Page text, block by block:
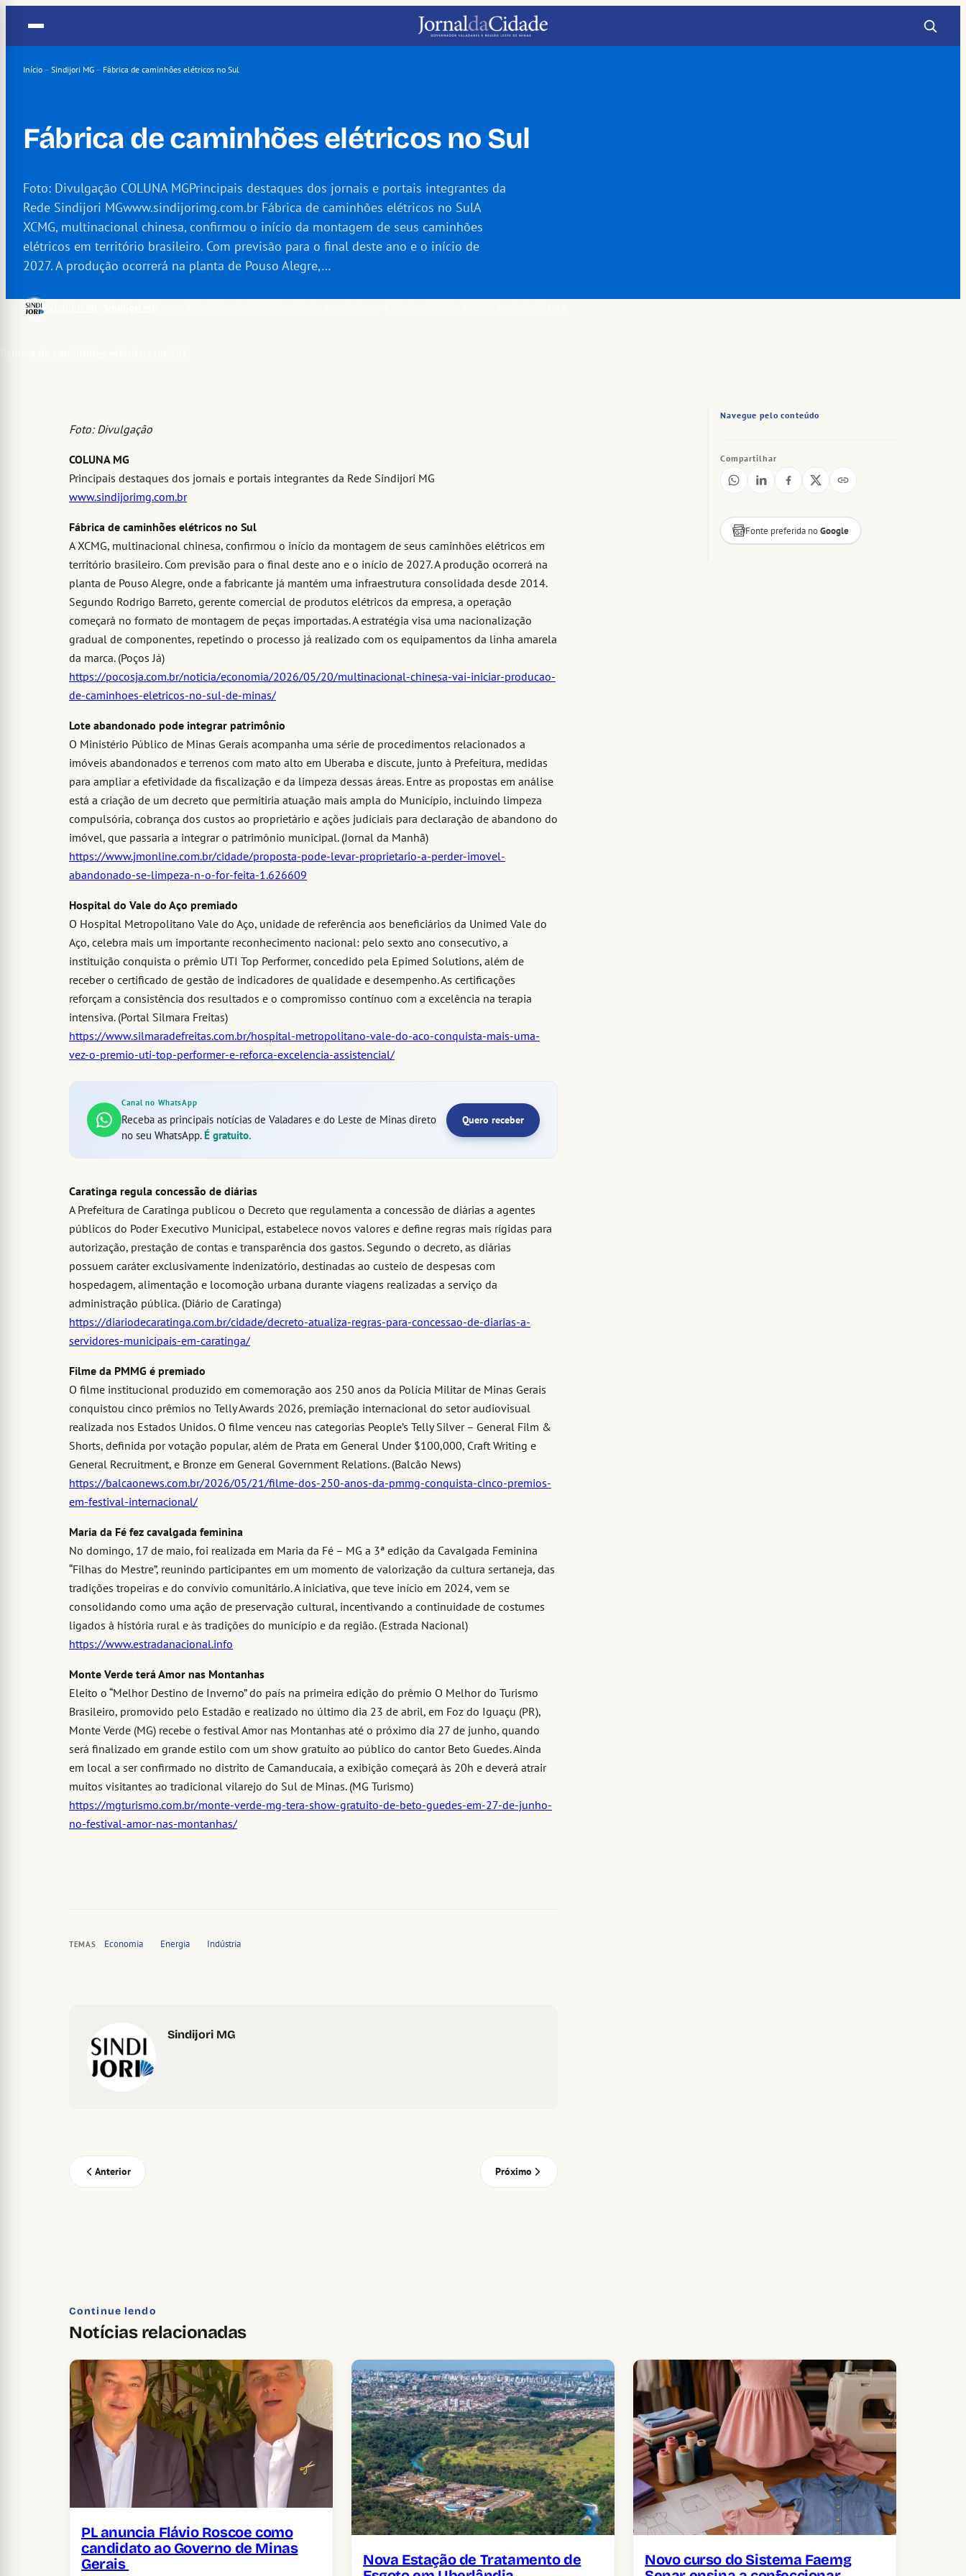
conteúdo
Início – Sindijori MG – Fábrica de caminhões elétricos no Sul
Fábrica de caminhões elétricos no Sul
Foto: Divulgação COLUNA MGPrincipais destaques dos jornais e portais integrantes da
Rede Sindijori MGwww.sindijorimg.com.br Fábrica de caminhões elétricos no SulA
XCMG, multinacional chinesa, confirmou o início da montagem de seus caminhões
elétricos em território brasileiro. Com previsão para o final deste ano e o início de
2027. A produção ocorrerá na planta de Pouso Alegre,…
Navegue pelo conteúdo
Compartilhar
Fonte preferida noGoogle
Foto: Divulgação
COLUNA MG
Principais destaques dos jornais e portais integrantes da Rede Sindijori MG
www.sindijorimg.com.br
Fábrica de caminhões elétricos no Sul
A XCMG, multinacional chinesa, confirmou o início da montagem de seus caminhões elétricos em
território brasileiro. Com previsão para o final deste ano e o início de 2027. A produção ocorrerá na
planta de Pouso Alegre, onde a fabricante já mantém uma infraestrutura consolidada desde 2014.
Segundo Rodrigo Barreto, gerente comercial de produtos elétricos da empresa, a operação
começará no formato de montagem de peças importadas. A estratégia visa uma nacionalização
gradual de componentes, repetindo o processo já realizado com os equipamentos da linha amarela
da marca. (Poços Já)
https://pocosja.com.br/noticia/economia/2026/05/20/multinacional-chinesa-vai-iniciar-producao-
de-caminhoes-eletricos-no-sul-de-minas/
Lote abandonado pode integrar patrimônio
O Ministério Público de Minas Gerais acompanha uma série de procedimentos relacionados a
imóveis abandonados e terrenos com mato alto em Uberaba e discute, junto à Prefeitura, medidas
para ampliar a efetividade da fiscalização e da limpeza dessas áreas. Entre as propostas em análise
está a criação de um decreto que permitiria atuação mais ampla do Município, incluindo limpeza
compulsória, cobrança dos custos ao proprietário e ações judiciais para declaração de abandono do
imóvel, que passaria a integrar o patrimônio municipal. (Jornal da Manhã)
https://www.jmonline.com.br/cidade/proposta-pode-levar-proprietario-a-perder-imovel-
abandonado-se-limpeza-n-o-for-feita-1.626609
Hospital do Vale do Aço premiado
O Hospital Metropolitano Vale do Aço, unidade de referência aos beneficiários da Unimed Vale do
Aço, celebra mais um importante reconhecimento nacional: pelo sexto ano consecutivo, a
instituição conquista o prêmio UTI Top Performer, concedido pela Epimed Solutions, além de
receber o certificado de gestão de indicadores de qualidade e desempenho. As certificações
reforçam a consistência dos resultados e o compromisso contínuo com a excelência na terapia
intensiva. (Portal Silmara Freitas)
https://www.silmaradefreitas.com.br/hospital-metropolitano-vale-do-aco-conquista-mais-uma-
vez-o-premio-uti-top-performer-e-reforca-excelencia-assistencial/
Canal no WhatsApp
Receba as principais notícias de Valadares e do Leste de Minas direto
no seu WhatsApp. É gratuito.
Quero receber
Caratinga regula concessão de diárias
A Prefeitura de Caratinga publicou o Decreto que regulamenta a concessão de diárias a agentes
públicos do Poder Executivo Municipal, estabelece novos valores e define regras mais rígidas para
autorização, prestação de contas e transparência dos gastos. Segundo o decreto, as diárias
possuem caráter exclusivamente indenizatório, destinadas ao custeio de despesas com
hospedagem, alimentação e locomoção urbana durante viagens realizadas a serviço da
administração pública. (Diário de Caratinga)
https://diariodecaratinga.com.br/cidade/decreto-atualiza-regras-para-concessao-de-diarias-a-
servidores-municipais-em-caratinga/
Filme da PMMG é premiado
O filme institucional produzido em comemoração aos 250 anos da Polícia Militar de Minas Gerais
conquistou cinco prêmios no Telly Awards 2026, premiação internacional do setor audiovisual
realizada nos Estados Unidos. O filme venceu nas categorias People’s Telly Silver – General Film &
Shorts, definida por votação popular, além de Prata em General Under $100,000, Craft Writing e
General Recruitment, e Bronze em General Government Relations. (Balcão News)
https://balcaonews.com.br/2026/05/21/filme-dos-250-anos-da-pmmg-conquista-cinco-premios-
em-festival-internacional/
Maria da Fé fez cavalgada feminina
No domingo, 17 de maio, foi realizada em Maria da Fé – MG a 3ª edição da Cavalgada Feminina
“Filhas do Mestre”, reunindo participantes em um momento de valorização da cultura sertaneja, das
tradições tropeiras e do convívio comunitário. A iniciativa, que teve início em 2024, vem se
consolidando como uma ação de preservação cultural, incentivando a continuidade de costumes
ligados à história rural e às tradições do município e da região. (Estrada Nacional)
https://www.estradanacional.info
Monte Verde terá Amor nas Montanhas
Eleito o “Melhor Destino de Inverno” do país na primeira edição do prêmio O Melhor do Turismo
Brasileiro, promovido pelo Estadão e realizado no último dia 23 de abril, em Foz do Iguaçu (PR),
Monte Verde (MG) recebe o festival Amor nas Montanhas até o próximo dia 27 de junho, quando
será finalizado em grande estilo com um show gratuito ao público do cantor Beto Guedes. Ainda
em local a ser confirmado no distrito de Camanducaia, a exibição começará às 20h e deverá atrair
muitos visitantes ao tradicional vilarejo do Sul de Minas. (MG Turismo)
https://mgturismo.com.br/monte-verde-mg-tera-show-gratuito-de-beto-guedes-em-27-de-junho-
no-festival-amor-nas-montanhas/
TEMAS Economia Energia Indústria
Sindijori MG
Anterior Próximo
Continue lendo
Notícias relacionadas
PL anuncia Flávio Roscoe como
candidato ao Governo de Minas
Gerais
Nova Estação de Tratamento de
Novo curso do Sistema Faemg